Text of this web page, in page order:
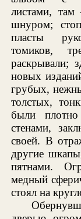
листами,
шнуром;
пласты
томиков,
раскрывали;
новых
грубых,
толстых,
были
стенами,
своей. В
другие
пятнами.
медный
стоял на